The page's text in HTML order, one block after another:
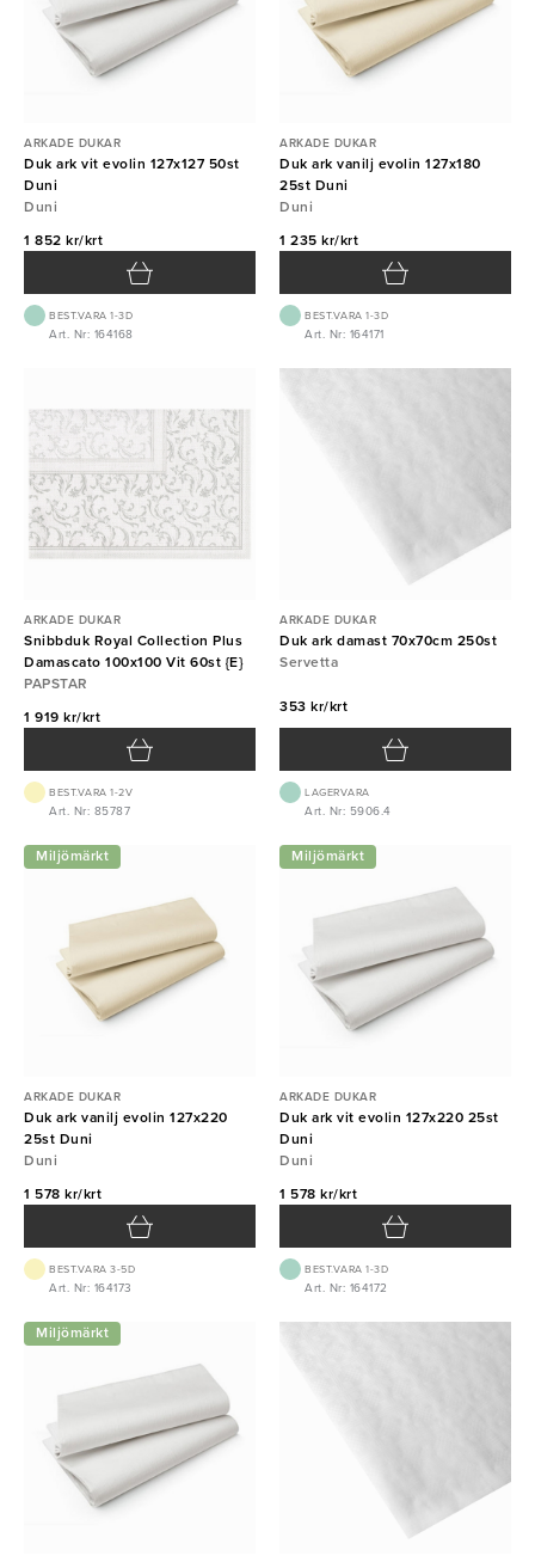
ARKADE DUKAR
Duk ark vit evolin 127x127 50st
Duni
Duni
1 852 kr/krt
BEST.VARA 1-3D
Art. Nr: 164168
ARKADE DUKAR
Duk ark vanilj evolin 127x180
25st Duni
Duni
1 235 kr/krt
BEST.VARA 1-3D
Art. Nr: 164171
ARKADE DUKAR
Snibbduk Royal Collection Plus
Damascato 100x100 Vit 60st {E}
PAPSTAR
1 919 kr/krt
BEST.VARA 1-2V
Art. Nr: 85787
ARKADE DUKAR
Duk ark damast 70x70cm 250st
Servetta
353 kr/krt
LAGERVARA
Art. Nr: 5906.4
Miljömärkt
ARKADE DUKAR
Duk ark vanilj evolin 127x220
25st Duni
Duni
1 578 kr/krt
BEST.VARA 3-5D
Art. Nr: 164173
Miljömärkt
ARKADE DUKAR
Duk ark vit evolin 127x220 25st
Duni
Duni
1 578 kr/krt
BEST.VARA 1-3D
Art. Nr: 164172
Miljömärkt